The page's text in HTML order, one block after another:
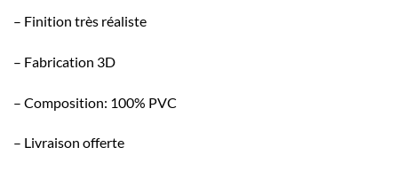
– Finition très réaliste
– Fabrication 3D
– Composition: 100% PVC
– Livraison offerte